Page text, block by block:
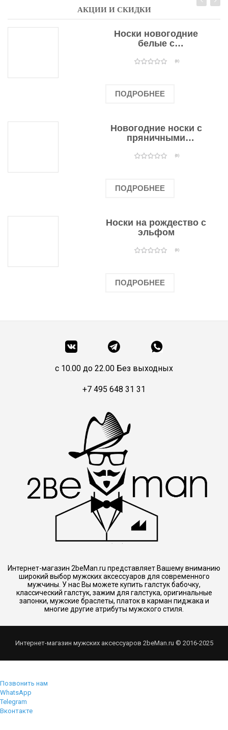
АКЦИИ И СКИДКИ
Носки новогодние
белые с
оленями(0)
ПОДРОБНЕЕ
Новогодние носки с
пряничными
(0)
ПОДРОБНЕЕ
Носки на рождество с
эльфом
(0)
ПОДРОБНЕЕ
c 10.00 до 22.00 Без выходных
+7 495 648 31 31
Интернет-магазин 2beMan.ru представляет Вашему вниманию
широкий выбор мужских аксессуаров для современного
мужчины. У нас Вы можете купить галстук бабочку,
классический галстук, зажим для галстука, оригинальные
запонки, мужские браслеты, платок в карман пиджака и
многие другие атрибуты мужского стиля.
Интернет-магазин мужских аксессуаров 2beMan.ru © 2016-2025
Позвонить нам
WhatsApp
Telegram
Вконтакте